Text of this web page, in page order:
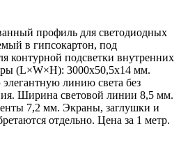
профиль для светодиодных
в гипсокартон, под
контурной подсветки внутренних
(L×W×H): 3000x50,5x14 мм.
элегантную линию света без
Ширина световой линии 8,5 мм.
7,2 мм. Экраны, заглушки и
отдельно. Цена за 1 метр.